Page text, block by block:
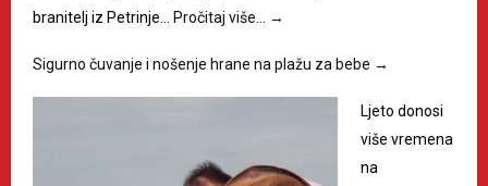
branitelj iz Petrinje… Pročitaj više… →
Sigurno čuvanje i nošenje hrane na plažu za bebe →
Ljeto donosi
više vremena
na